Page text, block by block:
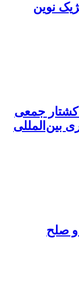
نوین‌
کشتار جمعی‌
بین‌المللی‌
و صلح